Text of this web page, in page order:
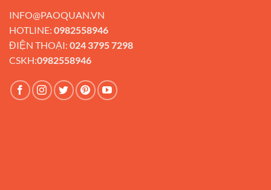
INFO@PAOQUAN.VN
HOTLINE: 0982558946
ĐIỆN THOẠI: 024 3795 7298
CSKH:0982558946